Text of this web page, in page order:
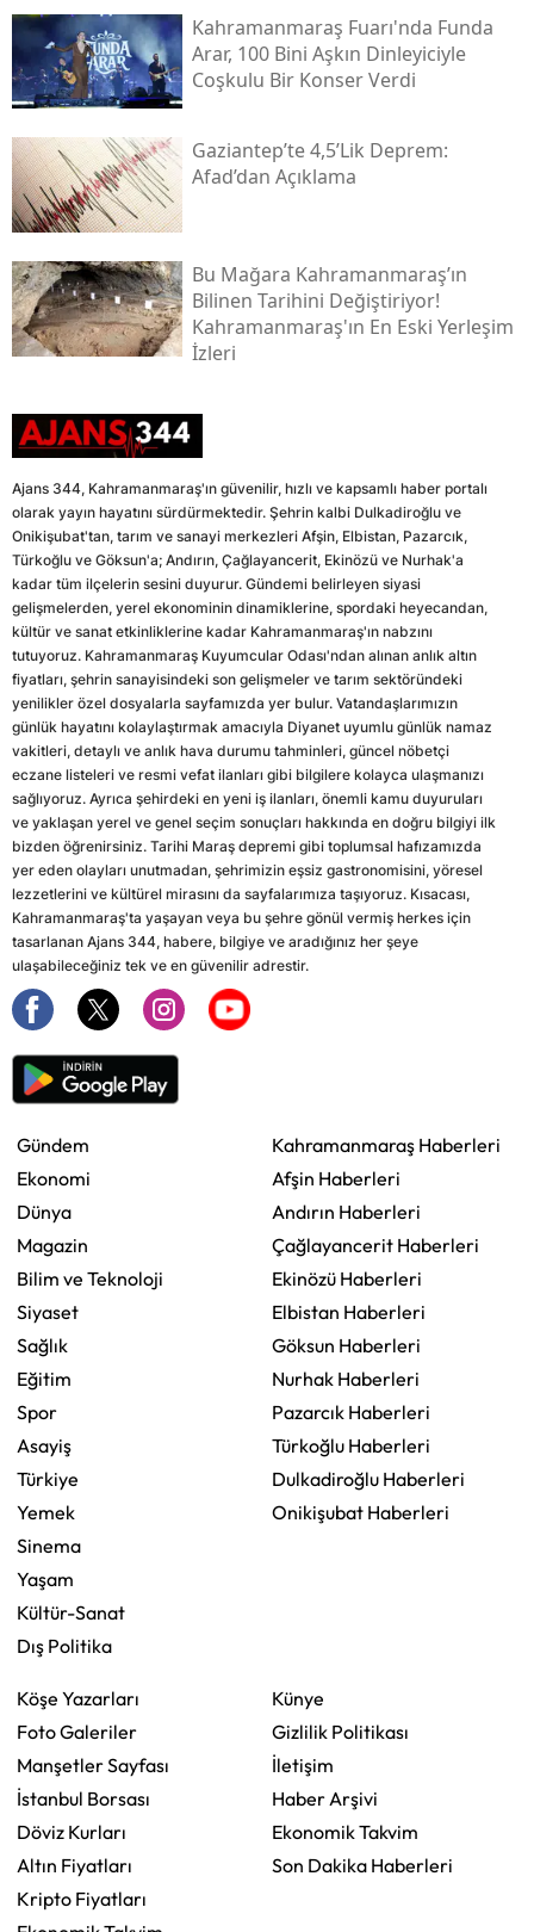
Kahramanmaraş Fuarı'nda Funda
Arar, 100 Bini Aşkın Dinleyiciyle
Coşkulu Bir Konser Verdi
Gaziantep’te 4,5’lik Deprem:
Afad’dan Açıklama
Bu Mağara Kahramanmaraş’ın
Bilinen Tarihini Değiştiriyor!
Kahramanmaraş'ın En Eski Yerleşim
İzleri
Ajans 344, Kahramanmaraş'ın güvenilir, hızlı ve kapsamlı haber portalı
olarak yayın hayatını sürdürmektedir. Şehrin kalbi Dulkadiroğlu ve
Onikişubat'tan, tarım ve sanayi merkezleri Afşin, Elbistan, Pazarcık,
Türkoğlu ve Göksun'a; Andırın, Çağlayancerit, Ekinözü ve Nurhak'a
kadar tüm ilçelerin sesini duyurur. Gündemi belirleyen siyasi
gelişmelerden, yerel ekonominin dinamiklerine, spordaki heyecandan,
kültür ve sanat etkinliklerine kadar Kahramanmaraş'ın nabzını
tutuyoruz. Kahramanmaraş Kuyumcular Odası'ndan alınan anlık altın
fiyatları, şehrin sanayisindeki son gelişmeler ve tarım sektöründeki
yenilikler özel dosyalarla sayfamızda yer bulur. Vatandaşlarımızın
günlük hayatını kolaylaştırmak amacıyla Diyanet uyumlu günlük namaz
vakitleri, detaylı ve anlık hava durumu tahminleri, güncel nöbetçi
eczane listeleri ve resmi vefat ilanları gibi bilgilere kolayca ulaşmanızı
sağlıyoruz. Ayrıca şehirdeki en yeni iş ilanları, önemli kamu duyuruları
ve yaklaşan yerel ve genel seçim sonuçları hakkında en doğru bilgiyi ilk
bizden öğrenirsiniz. Tarihi Maraş depremi gibi toplumsal hafızamızda
yer eden olayları unutmadan, şehrimizin eşsiz gastronomisini, yöresel
lezzetlerini ve kültürel mirasını da sayfalarımıza taşıyoruz. Kısacası,
Kahramanmaraş'ta yaşayan veya bu şehre gönül vermiş herkes için
tasarlanan Ajans 344, habere, bilgiye ve aradığınız her şeye
ulaşabileceğiniz tek ve en güvenilir adrestir.
Gündem
Ekonomi
Dünya
Magazin
Bilim ve Teknoloji
Siyaset
Sağlık
Eğitim
Spor
Asayiş
Türkiye
Yemek
Sinema
Yaşam
Kültür-Sanat
Dış Politika
Kahramanmaraş Haberleri
Afşin Haberleri
Andırın Haberleri
Çağlayancerit Haberleri
Ekinözü Haberleri
Elbistan Haberleri
Göksun Haberleri
Nurhak Haberleri
Pazarcık Haberleri
Türkoğlu Haberleri
Dulkadiroğlu Haberleri
Onikişubat Haberleri
Köşe Yazarları
Foto Galeriler
Manşetler Sayfası
İstanbul Borsası
Döviz Kurları
Altın Fiyatları
Kripto Fiyatları
Künye
Gizlilik Politikası
İletişim
Haber Arşivi
Ekonomik Takvim
Son Dakika Haberleri